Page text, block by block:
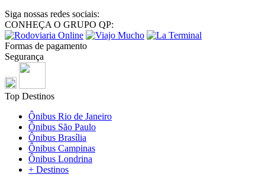
Siga nossas redes sociais:
CONHEÇA O GRUPO QP:
Formas de pagamento
Segurança
Top Destinos
Ônibus Rio de Janeiro
Ônibus São Paulo
Ônibus Brasília
Ônibus Campinas
Ônibus Londrina
+ Destinos